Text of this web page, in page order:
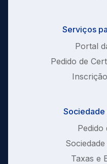
Serviços
Portal
Pedido de
Pedido
Taxas e